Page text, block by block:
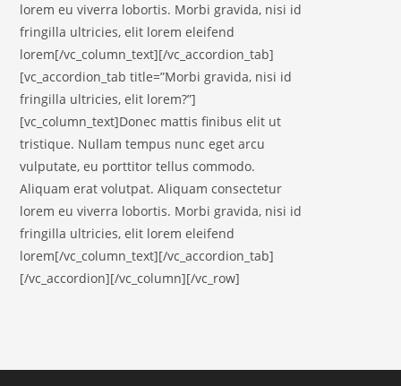
lorem eu viverra lobortis. Morbi gravida, nisi id
fringilla ultricies, elit lorem eleifend
lorem[/vc_column_text][/vc_accordion_tab]
[vc_accordion_tab title=”Morbi gravida, nisi id
fringilla ultricies, elit lorem?”]
[vc_column_text]Donec mattis finibus elit ut
tristique. Nullam tempus nunc eget arcu
vulputate, eu porttitor tellus commodo.
Aliquam erat volutpat. Aliquam consectetur
lorem eu viverra lobortis. Morbi gravida, nisi id
fringilla ultricies, elit lorem eleifend
lorem[/vc_column_text][/vc_accordion_tab]
[/vc_accordion][/vc_column][/vc_row]